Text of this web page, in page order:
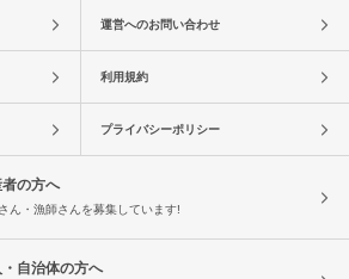
運営へのお問い合わせ
利用規約
プライバシーポリシー
の方へ
ん・漁師さんを募集しています!
自治体の方へ